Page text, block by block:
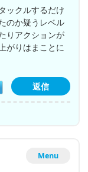
ックルするだけ
のか疑うレベル
りアクションが
がりはまことに
返信
Menu